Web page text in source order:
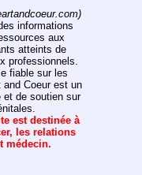
informations
aux
atteints de
professionnels.
fiable sur les
Coeur est un
et de soutien sur
est destinée à
les relations
médecin.